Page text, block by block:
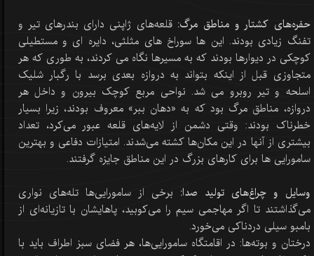
حفره‌های کشتار و مناطق مرگ: قلعه‌های ژاپنی دارای بندرهای تیر و
تفنگ زیادی بودند. این ها سوراخ های مثلثی، دایره ای و مستطیلی
کوچکی در دیوارها بودند که به مسیرها نگاه می کردند، به طوری که هر
متجاوزی قبل از اینکه بتواند به دروازه بعدی برسد با رگبار شلیک
اسلحه و تیر روبرو می شد. نواحی مربع کوچک بیرون و داخل هر
دروازه، مناطق مرگ بود که به «دهان ببر» معروف بودند، زیرا بسیار
خطرناک بودند: وقتی دشمن از لایه‌های قلعه عبور می‌کرد، تعداد
بیشتری از آنها در این مکان‌ها کشته می‌شدند. امتیازات دفاعی و بهترین
سامورایی ها برای کارهای بزرگ در این مناطق جایزه گرفتند.
وسایل و چراغ‌های تولید صدا: برخی از سامورایی‌ها تله‌های نواری
می‌گذاشتند تا اگر مهاجمی سیم را می‌کوبید، پاهایشان با تازیانه‌ای از
بامبو سیلی دردناکی می‌خورد.
درختان و بوته‌ها: در اقامتگاه سامورایی‌ها، هر فضای سبز اطراف باید با